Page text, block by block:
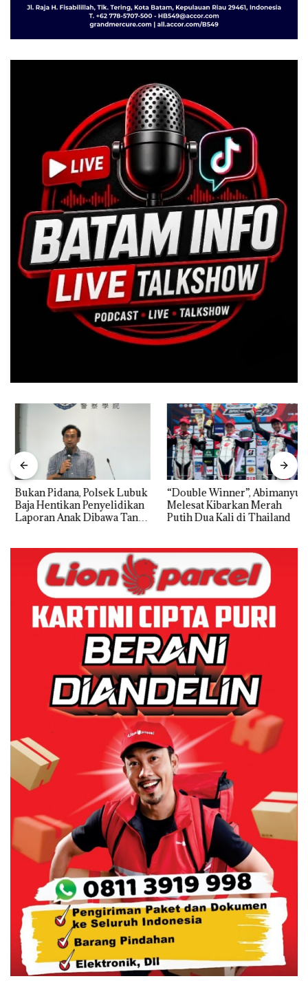
Bukan Pidana, Polsek Lubuk
Baja Hentikan Penyelidikan
Laporan Anak Dibawa Tanpa
“Double Winner”, Abimanyu
Melesat Kibarkan Merah
Putih Dua Kali di Thailand